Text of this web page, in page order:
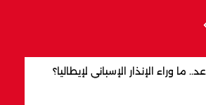
ما وراء الإنذار الإسباني لإيطاليا؟